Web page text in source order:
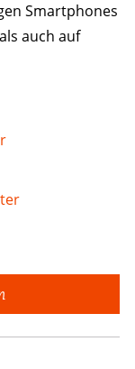
Smartphones
auch auf